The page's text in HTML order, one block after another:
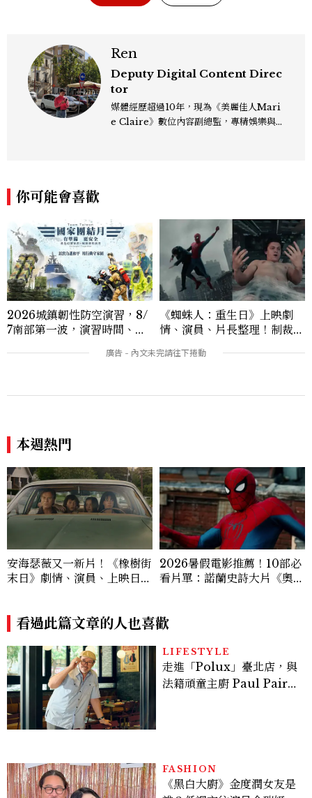
Ren
Deputy Digital Content Direc
tor
媒體經歷超過10年，現為《美麗佳人Mari
e Claire》數位內容副總監，專精娛樂與
你可能會喜歡
2026城鎮韌性防空演習，8/
7南部第一波，演習時間、可
《蜘蛛人：重生日》上映劇
情、演員、片長整理！制裁
誰？
本週熱門
安海瑟薇又一新片！《橡樹街
末日》劇情、演員、上映日一
2026暑假電影推薦！10部必
看片單：諾蘭史詩大片《奧德
力上映
看過此篇文章的人也喜歡
LIFESTYLE
走進「Polux」臺北店，與
法籍頑童主廚 Paul Pairet
FASHION
《黑白大廚》金度潤女友是